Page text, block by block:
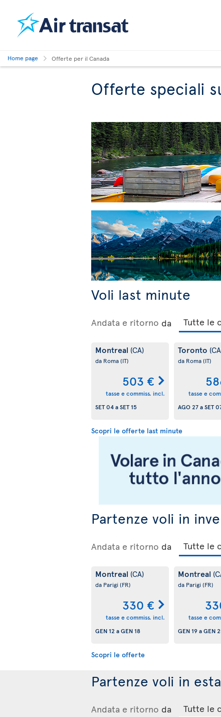
Home page Offerte per il Canada
Offerte speciali
Voli last minute
Andata e ritorno da
Montreal (CA)
da Roma(IT)
503 €
tasse e commiss. incl.
SET 04aSET 15
Toronto
da Roma(IT)
tasse e
AGO 27aSET
Scopri le offerte last minute
Partenze voli in
Andata e ritorno da
Montreal (CA)
da Parigi(FR)
330 €
tasse e commiss. incl.
GEN 12 aGEN 18
Montreal
da Parigi(FR)
tasse e
GEN 19aGEN
Scopri le offerte
Partenze voli in
Andata e ritorno da